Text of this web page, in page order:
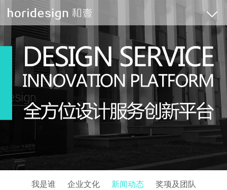
我是谁 企业文化 新闻动态 奖项及团队